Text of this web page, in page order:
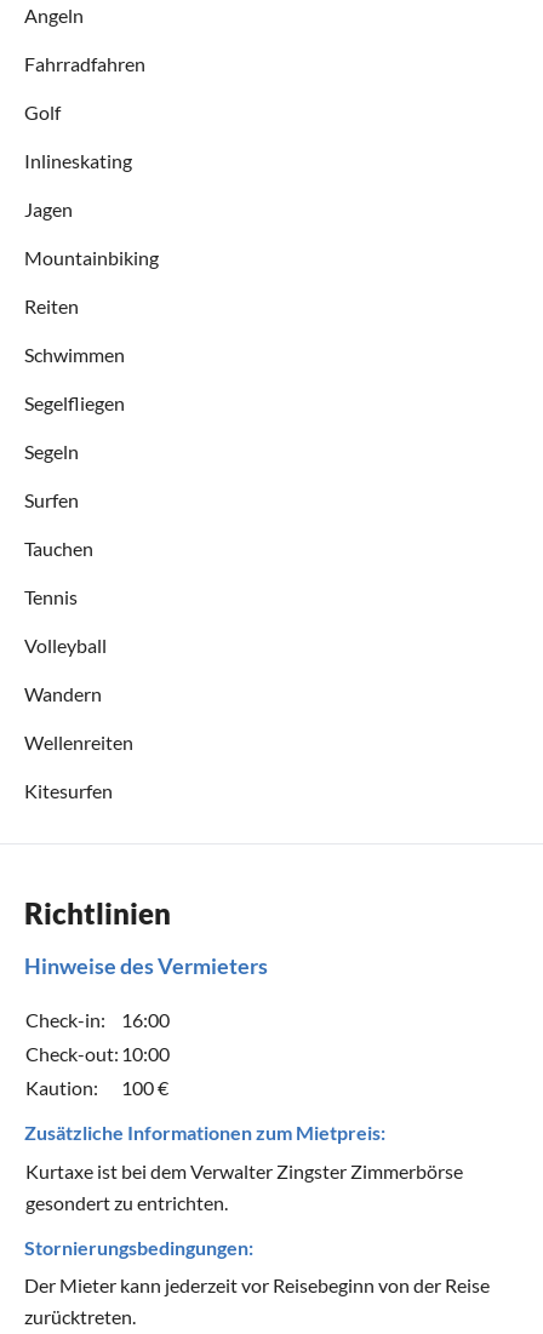
Angeln
Fahrradfahren
Golf
Inlineskating
Jagen
Mountainbiking
Reiten
Schwimmen
Segelfliegen
Segeln
Surfen
Tauchen
Tennis
Volleyball
Wandern
Wellenreiten
Kitesurfen
Richtlinien
Hinweise des Vermieters
Check-in:
16:00
Check-out: 10:00
Kaution:
100 €
Zusätzliche Informationen zum Mietpreis:
Kurtaxe ist bei dem Verwalter Zingster Zimmerbörse
gesondert zu entrichten.
Stornierungsbedingungen:
Der Mieter kann jederzeit vor Reisebeginn von der Reise
zurücktreten.